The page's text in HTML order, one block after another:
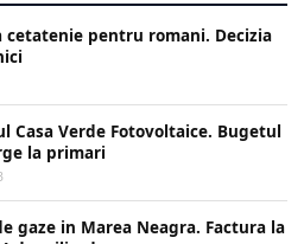
cetatenie pentru romani. Decizia
Casa Verde Fotovoltaice. Bugetul
la primari
gaze in Marea Neagra. Factura la